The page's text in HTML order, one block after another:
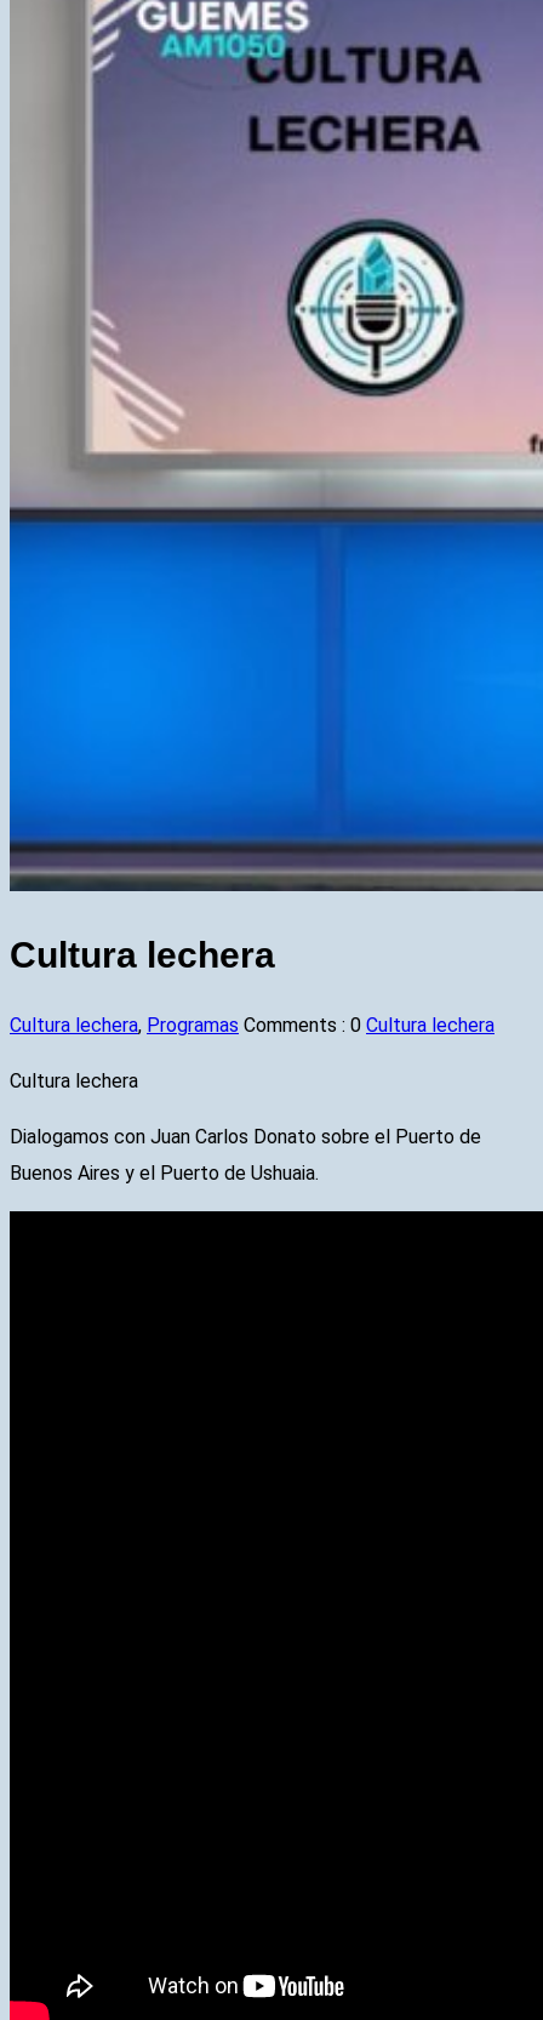
Cultura lechera
Cultura lechera, Programas Comments : 0 Cultura lechera
Cultura lechera
Dialogamos con Juan Carlos Donato sobre el Puerto de
Buenos Aires y el Puerto de Ushuaia.